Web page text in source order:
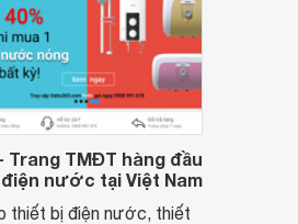
Trang TMĐT hàng đầu
nước tại Việt Nam
thiết bị điện nước, thiết